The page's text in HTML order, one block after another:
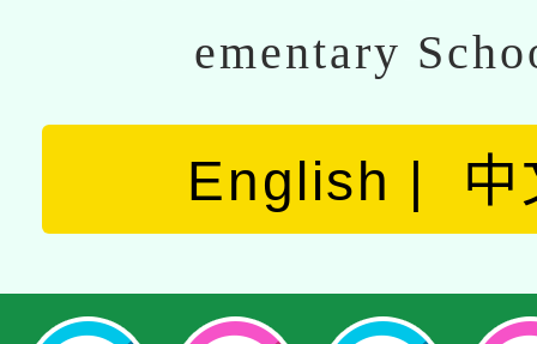
ementary
English 中